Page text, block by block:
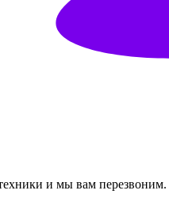
и мы вам перезвоним.